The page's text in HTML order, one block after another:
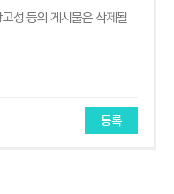
등록